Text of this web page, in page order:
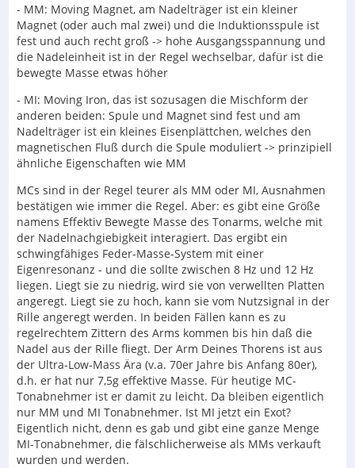
- MM: Moving Magnet, am Nadelträger ist ein kleiner
Magnet (oder auch mal zwei) und die Induktionsspule ist
fest und auch recht groß -> hohe Ausgangsspannung und
die Nadeleinheit ist in der Regel wechselbar, dafür ist die
bewegte Masse etwas höher
- MI: Moving Iron, das ist sozusagen die Mischform der
anderen beiden: Spule und Magnet sind fest und am
Nadelträger ist ein kleines Eisenplättchen, welches den
magnetischen Fluß durch die Spule moduliert -> prinzipiell
ähnliche Eigenschaften wie MM
MCs sind in der Regel teurer als MM oder MI, Ausnahmen
bestätigen wie immer die Regel. Aber: es gibt eine Größe
namens Effektiv Bewegte Masse des Tonarms, welche mit
der Nadelnachgiebigkeit interagiert. Das ergibt ein
schwingfähiges Feder-Masse-System mit einer
Eigenresonanz - und die sollte zwischen 8 Hz und 12 Hz
liegen. Liegt sie zu niedrig, wird sie von verwellten Platten
angeregt. Liegt sie zu hoch, kann sie vom Nutzsignal in der
Rille angeregt werden. In beiden Fällen kann es zu
regelrechtem Zittern des Arms kommen bis hin daß die
Nadel aus der Rille fliegt. Der Arm Deines Thorens ist aus
der Ultra-Low-Mass Ära (v.a. 70er Jahre bis Anfang 80er),
d.h. er hat nur 7,5g effektive Masse. Für heutige MC-
Tonabnehmer ist er damit zu leicht. Da bleiben eigentlich
nur MM und MI Tonabnehmer. Ist MI jetzt ein Exot?
Eigentlich nicht, denn es gab und gibt eine ganze Menge
MI-Tonabnehmer, die fälschlicherweise als MMs verkauft
wurden und werden.